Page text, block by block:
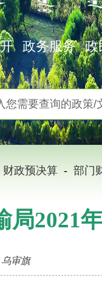
政务服务 政
财政预决算 - 部门
局2021
乌审旗